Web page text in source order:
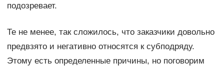
подозревает.
Те не менее, так сложилось, что заказчики довольно
предвзято и негативно относятся к субподряду.
Этому есть определенные причины, но поговорим